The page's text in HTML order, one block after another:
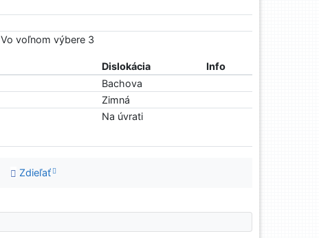
voľnom výbere 3
Dislokácia
Info
Bachova
Zimná
Na úvrati
Zdieľať